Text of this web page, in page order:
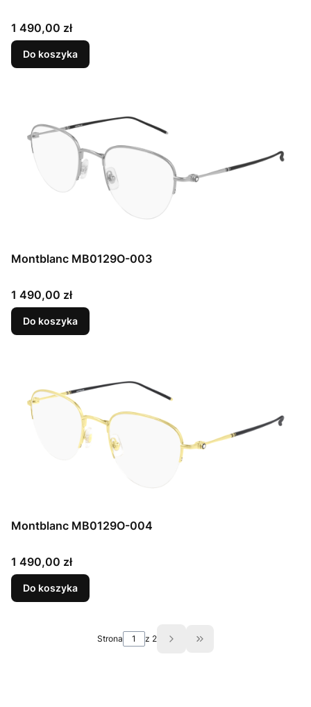
Cena
1 490,00 zł
Do koszyka
Montblanc MB0129O-003
Cena
1 490,00 zł
Do koszyka
Montblanc MB0129O-004
Cena
1 490,00 zł
Do koszyka
Strona z 2 Przejdź do ostatniej